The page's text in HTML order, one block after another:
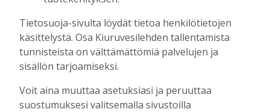
POLITIIKKA 6.8. 16:00
Biokaasu, Hingunniemi, tiet,
rahoitusasiat, työllisyys, lääkäripula… –
ministeri Sari Essayahin kanssa piisasi
keskustelunaiheita
Aku Laatikainen 6.8.2026 16:00
Tietosuoja-sivulta löydät tietoa henkilötietojen
käsittelystä. Osa Kiuruvesilehden tallentamista
tunnisteista on välttämättömiä palvelujen ja
sisällön tarjoamiseksi.
Voit aina muuttaa asetuksiasi ja peruuttaa
suostumuksesi valitsemalla sivustoilla